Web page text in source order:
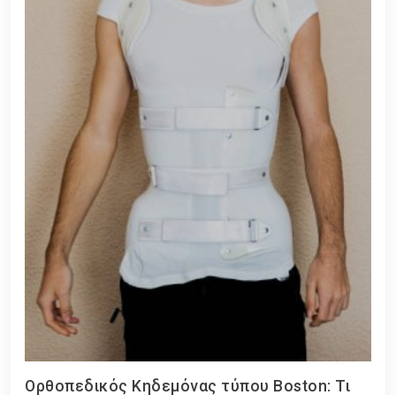
Ορθοπεδικός Κηδεμόνας τύπου Boston: Τι